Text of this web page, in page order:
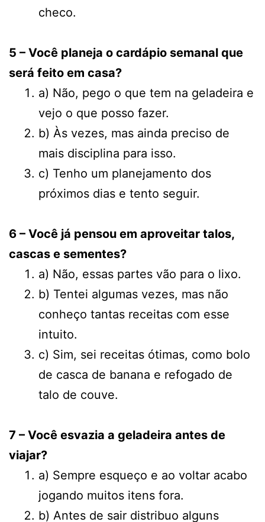
checo.
5 – Você planeja o cardápio semanal que
será feito em casa?
a) Não, pego o que tem na geladeira e
vejo o que posso fazer.
b) Às vezes, mas ainda preciso de
mais disciplina para isso.
c) Tenho um planejamento dos
próximos dias e tento seguir.
6 – Você já pensou em aproveitar talos,
cascas e sementes?
a) Não, essas partes vão para o lixo.
b) Tentei algumas vezes, mas não
conheço tantas receitas com esse
intuito.
c) Sim, sei receitas ótimas, como bolo
de casca de banana e refogado de
talo de couve.
7 – Você esvazia a geladeira antes de
viajar?
a) Sempre esqueço e ao voltar acabo
jogando muitos itens fora.
b) Antes de sair distribuo alguns